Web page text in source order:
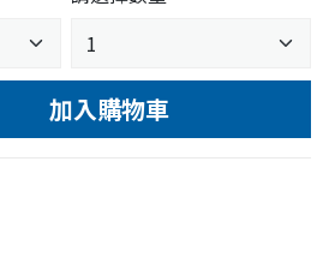
加入購物車